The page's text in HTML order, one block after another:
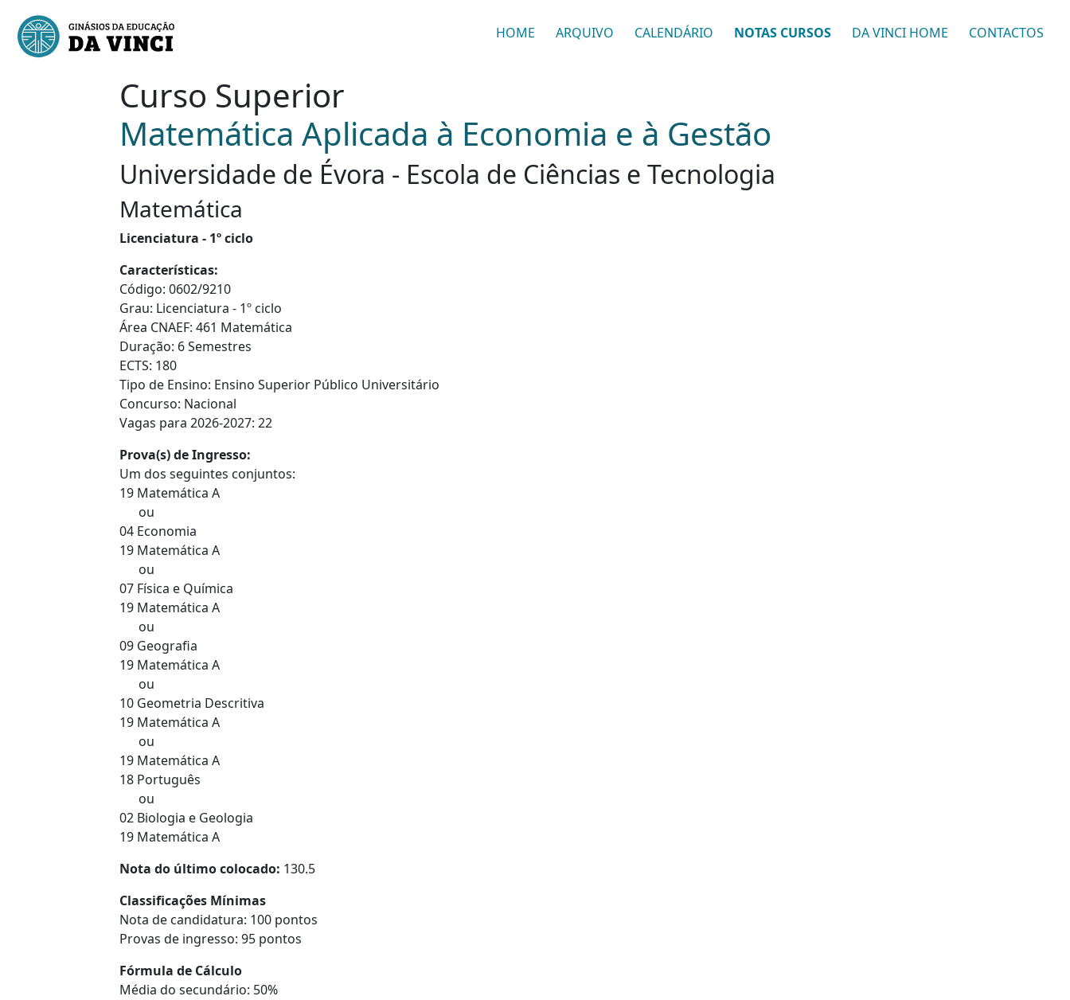
HOME ARQUIVO CALENDÁRIO NOTAS CURSOS DA VINCI HOME CONTACTOS
Curso Superior
Matemática Aplicada à Economia e à Gestão
Universidade de Évora - Escola de Ciências e Tecnologia
Matemática
Licenciatura - 1º ciclo
Características:
Código: 0602/9210
Grau: Licenciatura - 1º ciclo
Área CNAEF: 461 Matemática
Duração: 6 Semestres
ECTS: 180
Tipo de Ensino: Ensino Superior Público Universitário
Concurso: Nacional
Vagas para 2026-2027: 22
Prova(s) de Ingresso:
Um dos seguintes conjuntos:
19 Matemática A
ou
04 Economia
19 Matemática A
ou
07 Física e Química
19 Matemática A
ou
09 Geografia
19 Matemática A
ou
10 Geometria Descritiva
19 Matemática A
ou
19 Matemática A
18 Português
ou
02 Biologia e Geologia
19 Matemática A
Nota do último colocado: 130.5
Classificações Mínimas
Nota de candidatura: 100 pontos
Provas de ingresso: 95 pontos
Fórmula de Cálculo
Média do secundário: 50%